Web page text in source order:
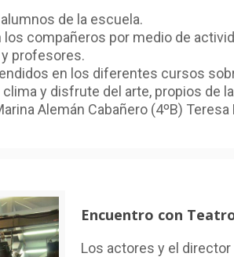
de la escuela.
los compañeros por medio de
profesores.
en los diferentes cursos
y disfrute del arte, propios de
Alemán Cabañero (4ºB)
Encuentro con
Los actores y el